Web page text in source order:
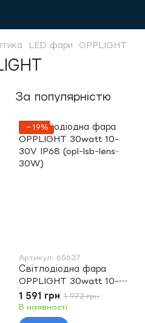
LED фари OPPLIGHT
За популярністю
−19%
Артикул: 65637
Світлодіодна фара
OPPLIGHT 30watt 10-
30V IP68 (opl-lsb-lens-
30W)
1 591 грн 1 972 грн
В наявності